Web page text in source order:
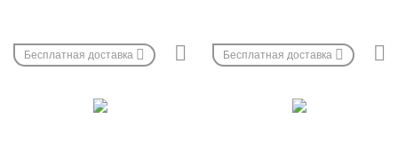
Бесплатная доставка Бесплатная доставка